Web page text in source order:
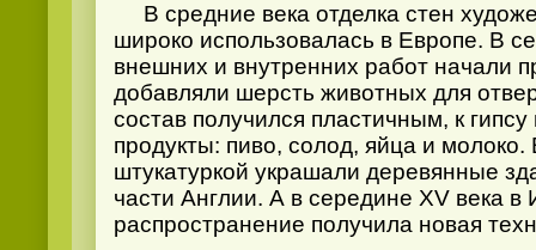
В средние века отделка стен
широко использовалась в Европе. В
внешних и внутренних работ начали
добавляли шерсть животных для
состав получился пластичным, к
продукты: пиво, солод, яйца и молоко.
штукатуркой украшали деревянные
части Англии. А в середине XV века
распространение получила новая